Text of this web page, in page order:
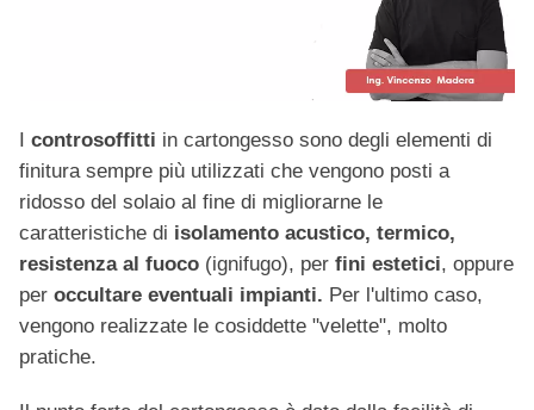
controsoffitti in cartongesso sono degli elementi di
finitura sempre più utilizzati che vengono posti a
ridosso del solaio al fine di migliorarne le
caratteristiche di isolamento acustico, termico,
resistenza al fuoco (ignifugo), per fini estetici, oppure
per occultare eventuali impianti. Per l'ultimo caso,
vengono realizzate le cosiddette "velette", molto
pratiche.